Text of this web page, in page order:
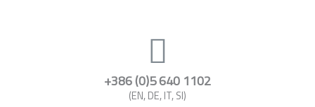
+386 (0)5 640 1102
(EN, DE, IT, SI)